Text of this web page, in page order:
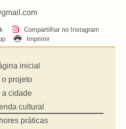
Compartilhar no Instagram
Imprimir
inicial
o projeto
a cidade
cultural
práticas